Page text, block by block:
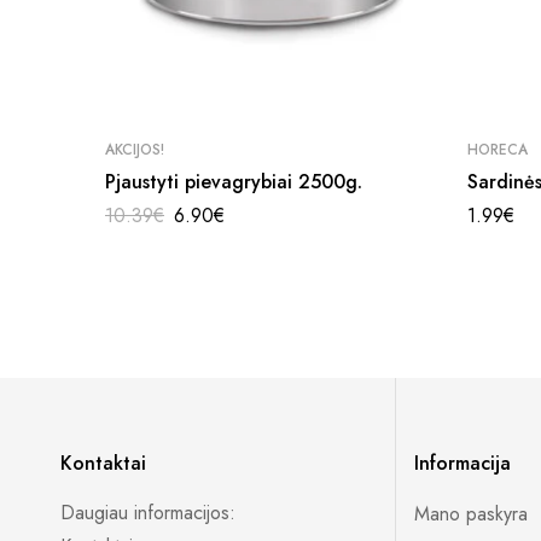
AKCIJOS!
Pjaustyti pievagrybiai 2500g.
10.39€ 6.90€
HORECA
1.99€
Kontaktai
Daugiau informacijos:
Informacija
Mano paskyra